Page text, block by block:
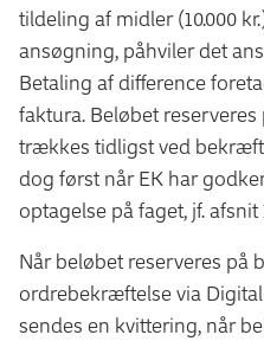
tildeling af midler (10.000
ansøgning, påhviler det
Betaling af difference
faktura. Beløbet
trækkes tidligst ved
dog først når EK har
optagelse på faget, jf. afsnit
Når beløbet reserveres på
ordrebekræftelse via
sendes en kvittering, når